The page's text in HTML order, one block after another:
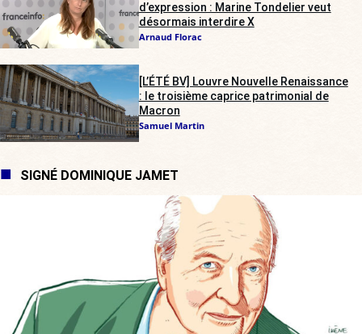
d’expression : Marine Tondelier veut
désormais interdire X
Arnaud Florac
[L’ÉTÉ BV] Louvre Nouvelle Renaissance
: le troisième caprice patrimonial de
Macron
Samuel Martin
SIGNÉ DOMINIQUE JAMET